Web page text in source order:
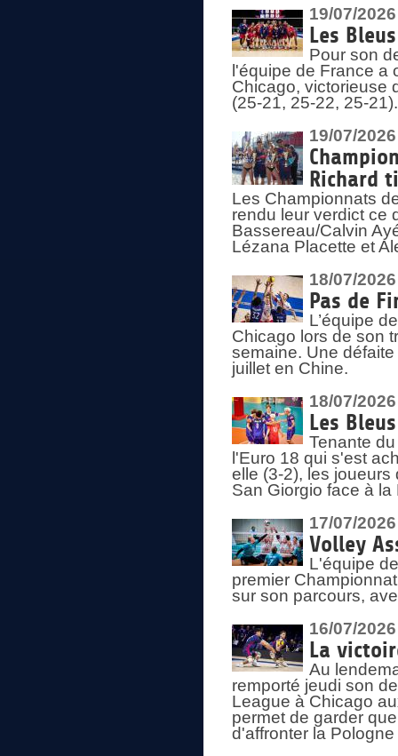
19/07/2026
Les
Pour son
l'équipe de France a
Chicago, victorieuse
(25-21, 25-22, 25-
19/07/2026
Richard
Les Championnats
rendu leur verdict ce
Bassereau/Calvin
Lézana Placette et
18/07/2026
Pas de
L’équipe
Chicago lors de son
semaine. Une
juillet en Chine.
18/07/2026
Les
Tenante
l'Euro 18 qui s'est
elle (3-2), les
San Giorgio face à la
17/07/2026
Volley
L'équipe
premier
sur son parcours,
16/07/2026
La
Au
remporté jeudi son
League à Chicago
permet de garder
d'affronter la